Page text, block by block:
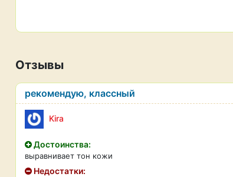
Отзывы
рекомендую, классный
Kira
Достоинства:
выравнивает тон кожи
Недостатки: